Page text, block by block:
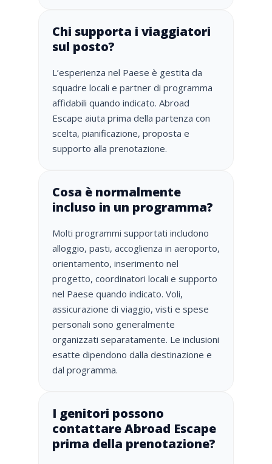
Chi supporta i viaggiatori
sul posto?
L’esperienza nel Paese è gestita da
squadre locali e partner di programma
affidabili quando indicato. Abroad
Escape aiuta prima della partenza con
scelta, pianificazione, proposta e
supporto alla prenotazione.
Cosa è normalmente
incluso in un programma?
Molti programmi supportati includono
alloggio, pasti, accoglienza in aeroporto,
orientamento, inserimento nel
progetto, coordinatori locali e supporto
nel Paese quando indicato. Voli,
assicurazione di viaggio, visti e spese
personali sono generalmente
organizzati separatamente. Le inclusioni
esatte dipendono dalla destinazione e
dal programma.
I genitori possono
contattare Abroad Escape
prima della prenotazione?